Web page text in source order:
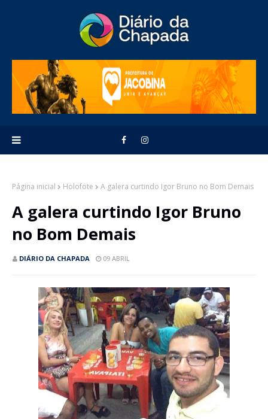
Página inicial Holofote A galera curtindo Igor Bruno no Bom Demais
A galera curtindo Igor Bruno
no Bom Demais
DIÁRIO DA CHAPADA 09 ABRIL